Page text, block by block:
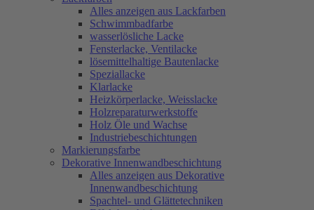
Alles anzeigen aus Lackfarben
Schwimmbadfarbe
wasserlösliche Lacke
Fensterlacke, Ventilacke
lösemittelhaltige Bautenlacke
Speziallacke
Klarlacke
Heizkörperlacke, Weisslacke
Holzreparaturwerkstoffe
Holz Öle und Wachse
Industriebeschichtungen
Markierungsfarbe
Dekorative Innenwandbeschichtung
Alles anzeigen aus Dekorative
Innenwandbeschichtung
Spachtel- und Glättetechniken